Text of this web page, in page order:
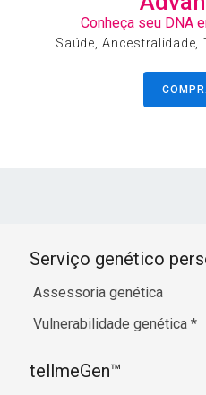
Conheça seu DNA
Saúde, Ancestralidade,
Serviço genético
Assessoria genética
Vulnerabilidade genética *
tellmeGen™